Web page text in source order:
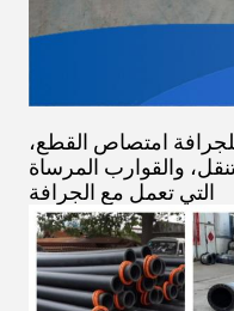
للجرافة امتصاص القطع،
والقوارب المرساة
التي تعمل مع الجرافة